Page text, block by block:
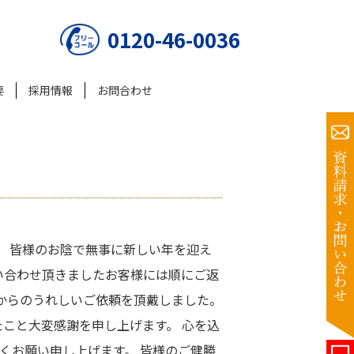
0120-46-0036
採用情報 お問合わせ
皆様のお陰で無事に新しい年を迎え
わせ頂きましたお客様には順にご返
のうれしいご依頼を頂戴しました。
と大変感謝を申し上げます。 心を込
お願い申し上げます。 皆様のご健勝